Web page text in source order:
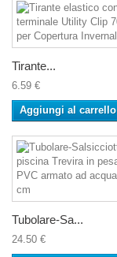
Tirante...
6.59 €
Aggiungi al carrello
Tubolare-Sa...
24.50 €